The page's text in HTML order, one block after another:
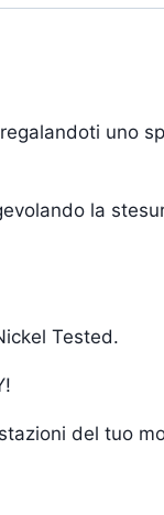
uno
la
Tested.
del tuo